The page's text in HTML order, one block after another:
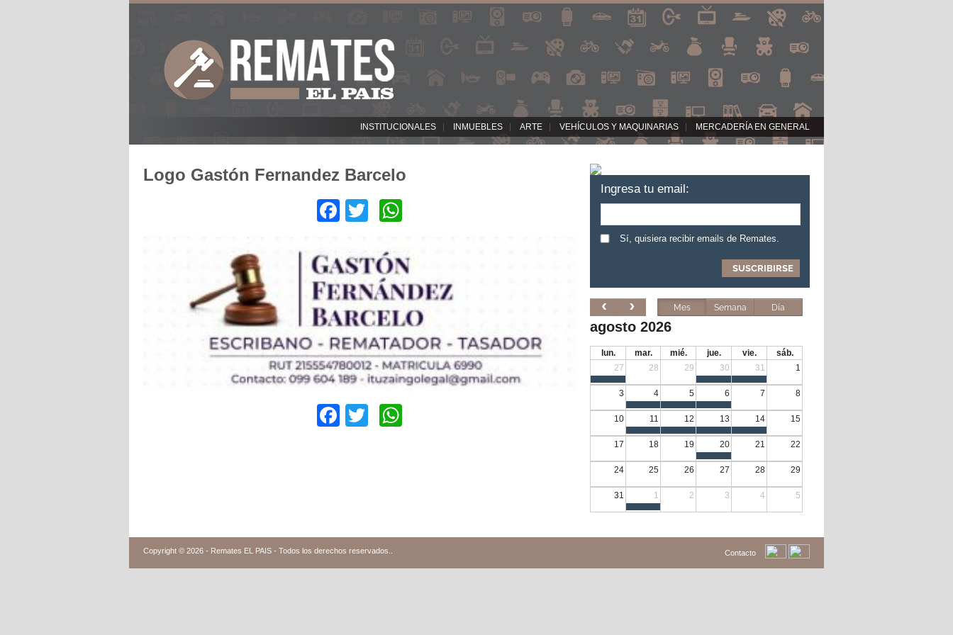
INSTITUCIONALES INMUEBLES ARTE VEHÍCULOS Y MAQUINARIAS MERCADERÍA EN GENERAL
Logo Gastón Fernandez Barcelo
Facebook
Twitter
Facebook
Twitter
Ingresa tu email:
Sí, quisiera recibir emails de Remates.
Mes Semana Día
agosto 2026
lun. mar. mié. jue. vie.
sáb.
27
28 29 30 31 1
3 4 5 6 7 8
10 11 12 13 14 15
17 18 19 20 21 22
24 25 26 27 28 29
31 1 2 3 4 5
Contacto
Copyright © 2026 - Remates EL PAIS - Todos los derechos reservados.